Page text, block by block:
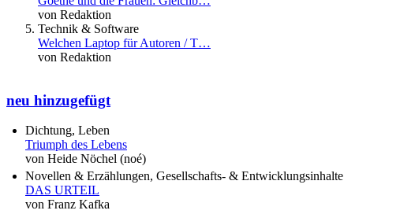
von Redaktion
Technik & Software
Welchen Laptop für Autoren / T…
von Redaktion
neu hinzugefügt
Dichtung, Leben
Triumph des Lebens
von Heide Nöchel (noé)
Novellen & Erzählungen, Gesellschafts- & Entwicklungsinhalte
DAS URTEIL
von Franz Kafka